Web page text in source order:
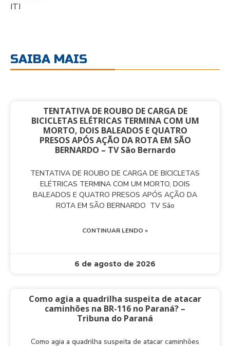
ITI
SAIBA MAIS
TENTATIVA DE ROUBO DE CARGA DE
BICICLETAS ELÉTRICAS TERMINA COM UM
MORTO, DOIS BALEADOS E QUATRO
PRESOS APÓS AÇÃO DA ROTA EM SÃO
BERNARDO – TV São Bernardo
TENTATIVA DE ROUBO DE CARGA DE BICICLETAS
ELÉTRICAS TERMINA COM UM MORTO, DOIS
BALEADOS E QUATRO PRESOS APÓS AÇÃO DA
ROTA EM SÃO BERNARDO TV São
CONTINUAR LENDO »
6 de agosto de 2026
Como agia a quadrilha suspeita de atacar
caminhões na BR-116 no Paraná? –
Tribuna do Paraná
Como agia a quadrilha suspeita de atacar caminhões